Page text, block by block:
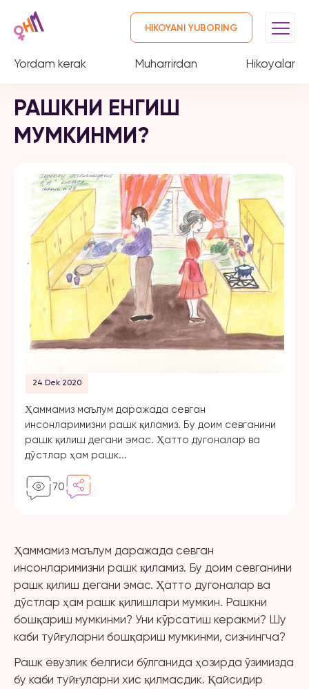
Yordam kerak Muharrirdan Hikoyalar
HIKOYANI YUBORING
РАШКНИ ЕНГИШ
МУМКИНМИ?
24 Dek 2020
Ҳаммамиз маълум даражада севган
инсонларимизни рашк қиламиз. Бу доим севганини
рашк қилиш дегани эмас. Ҳатто дугоналар ва
дўстлар ҳам рашк...
70
Ҳаммамиз маълум даражада севган
инсонларимизни рашк қиламиз. Бу доим севганини
рашк қилиш дегани эмас. Ҳатто дугоналар ва
дўстлар ҳам рашк қилишлари мумкин. Рашкни
бошқариш мумкинми? Уни кўрсатиш керакми? Шу
каби туйғуларни бошқариш мумкинми, сизнингча?
Рашк ёвузлик белгиси бўлганида ҳозирда ўзимизда
бу каби туйғуларни хис қилмасдик. Қайсидир